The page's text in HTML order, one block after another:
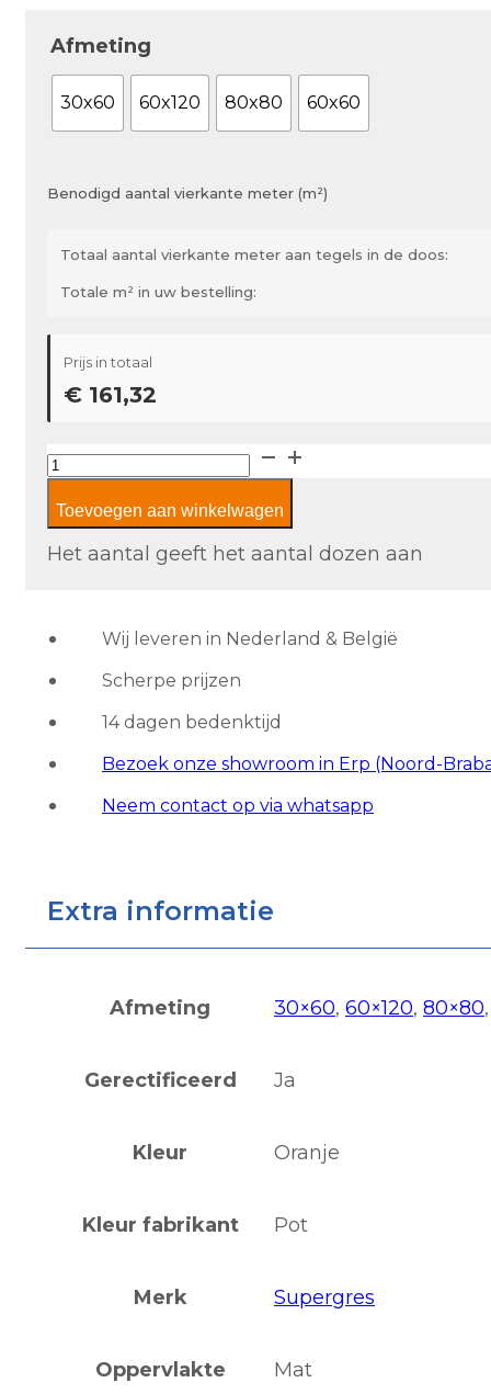
Afmeting
30x60 60x120 80x80 60x60
Benodigd aantal vierkante meter (m²)
Totaal aantal vierkante meter aan tegels in de doos:
Totale m² in uw bestelling:
Prijs in totaal
€ 161,32
Supergres
Colovers
Pot
aantal
Toevoegen aan winkelwagen
Het aantal geeft het aantal dozen aan
Wij leveren in Nederland & België
Scherpe prijzen
14 dagen bedenktijd
Bezoek onze showroom in Erp (Noord-
Neem contact op via whatsapp
Extra informatie
Afmeting 30×60, 60×120, 80×80
Gerectificeerd Ja
Kleur Oranje
Kleur fabrikant Pot
Merk Supergres
Oppervlakte Mat